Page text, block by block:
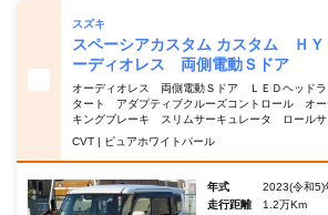
スズキ
スペーシアカスタム カスタム Ｈ
ーディオレス 両側電動Ｓドア
オーディオレス 両側電動Ｓドア ＬＥＤヘッド
タート アダプティブクルーズコントロール オ
キングブレーキ スリムサーキュレータ ロールサ
CVT | ピュアホワイトパール
年式
2023(令和5)
走行距離
1.2万Km